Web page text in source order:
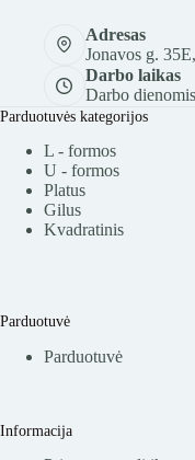
Adresas
Jonavos g.
Darbo laikas
Darbo
Parduotuvės kategorijos
L - formos
U - formos
Platus
Gilus
Kvadratinis
Parduotuvė
Parduotuvė
Informacija